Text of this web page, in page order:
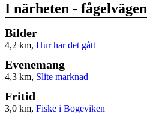
I närheten - fågelvägen
Bilder
4,2 km, Hur har det gått
Evenemang
4,3 km, Slite marknad
Fritid
3,0 km, Fiske i Bogeviken